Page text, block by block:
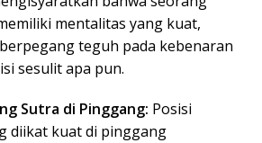
mentalitas yang kuat,
teguh pada kebenaran
sesulit apa pun.
Sutra di Pinggang: Posisi
diikat kuat di pinggang